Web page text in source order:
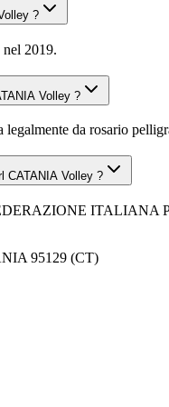
?
2019.
Volley ?
da rosario
CATANIA Volley ?
ITALIANA
95129 (CT)